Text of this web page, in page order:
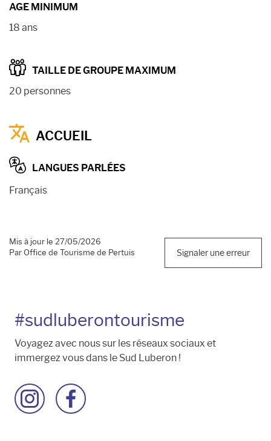
AGE MINIMUM
18 ans
TAILLE DE GROUPE MAXIMUM
20 personnes
ACCUEIL
LANGUES PARLÉES
Français
Mis à jour le 27/05/2026
Par Office de Tourisme de Pertuis
Signaler une erreur
#sudluberontourisme
Voyagez avec nous sur les réseaux sociaux et
immergez vous dans le Sud Luberon !
Accéder
à
Accéder
à